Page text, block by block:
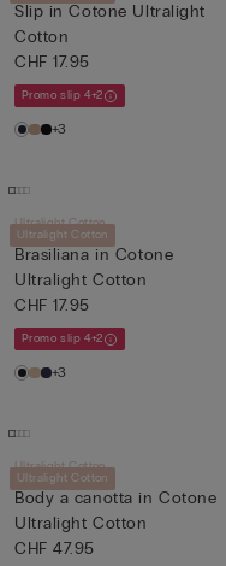
Slip in Cotone Ultralight
Cotton
CHF 17.95
Promo slip 4+2
+3
Ultralight Cotton
Ultralight Cotton
Brasiliana in Cotone
Ultralight Cotton
CHF 17.95
Promo slip 4+2
+3
Ultralight Cotton
Ultralight Cotton
Body a canotta in Cotone
Ultralight Cotton
CHF 47.95